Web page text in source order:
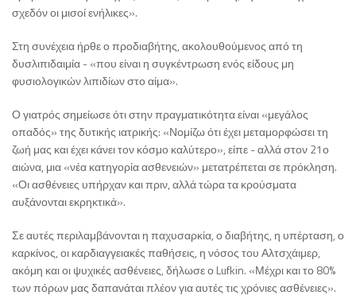
σχεδόν οι μισοί ενήλικες».
Στη συνέχεια ήρθε ο προδιαβήτης, ακολουθούμενος από τη
δυσλιπιδαιμία - «που είναι η συγκέντρωση ενός είδους μη
φυσιολογικών λιπιδίων στο αίμα».
Ο γιατρός σημείωσε ότι στην πραγματικότητα είναι «μεγάλος
οπαδός» της δυτικής ιατρικής: «Νομίζω ότι έχει μεταμορφώσει τη
ζωή μας και έχει κάνει τον κόσμο καλύτερο», είπε - αλλά στον 21ο
αιώνα, μια «νέα κατηγορία ασθενειών» μετατρέπεται σε πρόκληση.
«Οι ασθένειες υπήρχαν και πριν, αλλά τώρα τα κρούσματα
αυξάνονται εκρηκτικά».
Σε αυτές περιλαμβάνονται η παχυσαρκία, ο διαβήτης, η υπέρταση, ο
καρκίνος, οι καρδιαγγειακές παθήσεις, η νόσος του Αλτσχάιμερ,
ακόμη και οι ψυχικές ασθένειες, δήλωσε ο Lufkin. «Μέχρι και το 80%
των πόρων μας δαπανάται πλέον για αυτές τις χρόνιες ασθένειες».